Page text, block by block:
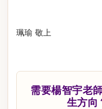
珮瑜 敬上
需要楊智宇老
生方向